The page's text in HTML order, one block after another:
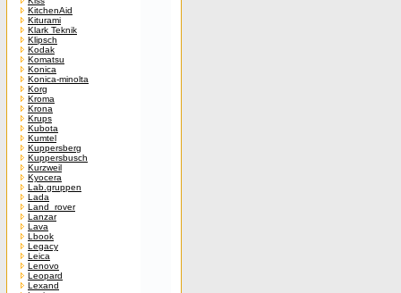
KitchenAid
Kiturami
Klark Teknik
Klipsch
Kodak
Komatsu
Konica
Konica-minolta
Korg
Kroma
Krona
Krups
Kubota
Kumtel
Kuppersberg
Kuppersbusch
Kurzweil
Kyocera
Lab.gruppen
Lada
Land_rover
Lanzar
Lava
Lbook
Legacy
Leica
Lenovo
Leopard
Lexand